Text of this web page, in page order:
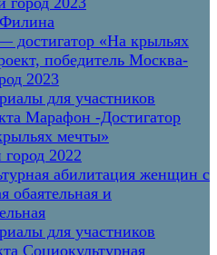
достигатор «На крыльях
победитель Москва-
2023
для участников
Марафон -Достигатор
мечты»
2022
абилитация женщин с
обаятельная и
для участников
Социокультурная